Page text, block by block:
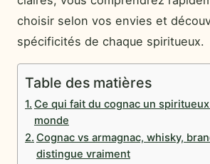
choisir selon vos envies et
spécificités de chaque spiritueux.
Table des matières
Ce qui fait du cognac un
monde
Cognac vs armagnac, whisky,
distingue vraiment